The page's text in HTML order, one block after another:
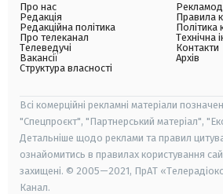
Про нас
Редакція
Редакційна політика
Про телеканал
Телеведучі
Вакансії
Структура власності
Правила
Політика
Технічна
Контакти
Архів
Всі комерційні рекламні матеріали
"Спецпроєкт", "Партнерський матеріал",
Детальніше щодо реклами та правил
ознайомитись в правилах користування
захищені. © 2005—2021, ПрАТ
Канал.